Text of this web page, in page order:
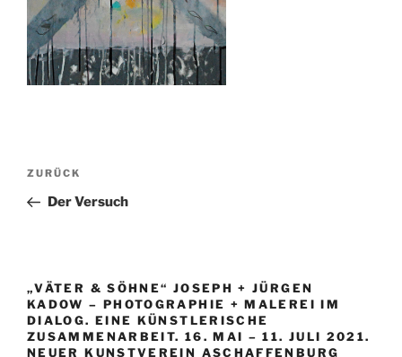
Beitragsnavigation
Vorheriger
Beitrag
ZURÜCK
Der Versuch
„VÄTER & SÖHNE“ JOSEPH + JÜRGEN
KADOW – PHOTOGRAPHIE + MALEREI IM
DIALOG. EINE KÜNSTLERISCHE
ZUSAMMENARBEIT. 16. MAI – 11. JULI 2021.
NEUER KUNSTVEREIN ASCHAFFENBURG